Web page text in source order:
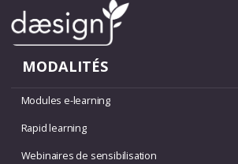
MODALITÉS
Modules e-learning
Rapid learning
Webinaires de sensibilisation